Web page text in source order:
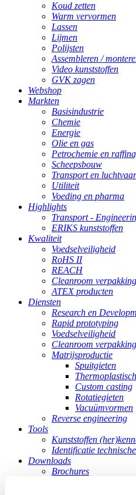
Koud zetten
Warm vervormen
Lassen
Lijmen
Polijsten
Assembleren /
Video kunststoffen
GVK zagen
Webshop
Markten
Basisindustrie
Chemie
Energie
Olie en gas
Petrochemie en
Scheepsbouw
Transport en
Utiliteit
Voeding en pharma
Highlights
Transport -
ERIKS kunststoffen
Kwaliteit
Voedselveiligheid
RoHS II
REACH
Cleanroom
ATEX producten
Diensten
Research en
Rapid prototyping
Voedselveiligheid
Cleanroom
Matrijsproductie
Spuitgieten
Custom casting
Rotatiegieten
Vacuümvormen
Reverse engineering
Tools
Kunststoffen
Identificatie
Downloads
Brochures